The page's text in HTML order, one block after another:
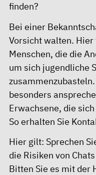
finden?
Bei einer
Vorsicht walten.
Menschen, die die
um sich jugendliche
besonders
Erwachsene, die
So erhalten Sie
Hier gilt: Sprechen
die Risiken von
Bitten Sie es mit der